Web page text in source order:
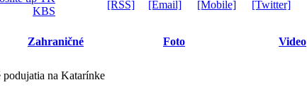
KBS
[RSS] [Email] [Mobile] [Twitter]
Zahraničné Foto Video
na Katarínke